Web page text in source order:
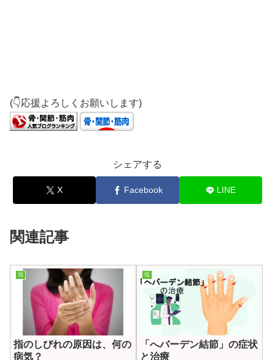
(👇応援よろしくお願いします)
シェアする
X Facebook LINE
関連記事
指
指のしびれの原因は、何の
病気？
指
「へバーデン結節」の症状
と治療